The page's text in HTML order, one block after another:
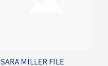
SARA MILLER FILE